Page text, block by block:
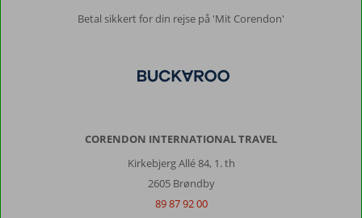
Betal sikkert for din rejse på 'Mit Corendon'
CORENDON INTERNATIONAL TRAVEL
Kirkebjerg Allé 84, 1. th
2605 Brøndby
89 87 92 00